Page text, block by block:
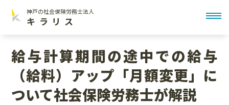
神戸の社会保険労務士法人
キラリス
給与計算期間の途中での給与
（給料）アップ「月額変更」に
ついて社会保険労務士が解説